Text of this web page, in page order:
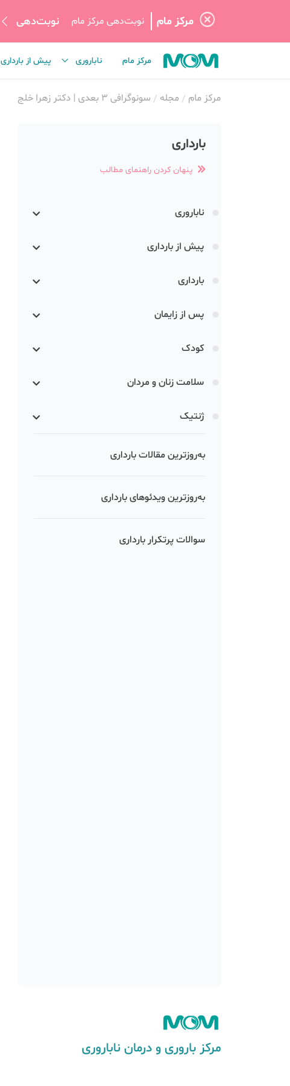
مرکز مام نوبت‌دهی مرکز مام نوبت‌دهی
مرکز مام ناباروری پیش از بارداری
مرکز مام مجله سونوگرافی 3 بعدی | دکتر زهرا خلج
بارداری
پنهان کردن راهنمای مطالب
ناباروری
پیش از بارداری
بارداری
پس از زایمان
کودک
سلامت زنان و مردان
ژنتیک
به‌روزترین مقالات بارداری
به‌روزترین ویدئوهای بارداری
سوالات پرتکرار بارداری
مرکز باروری و درمان ناباروری